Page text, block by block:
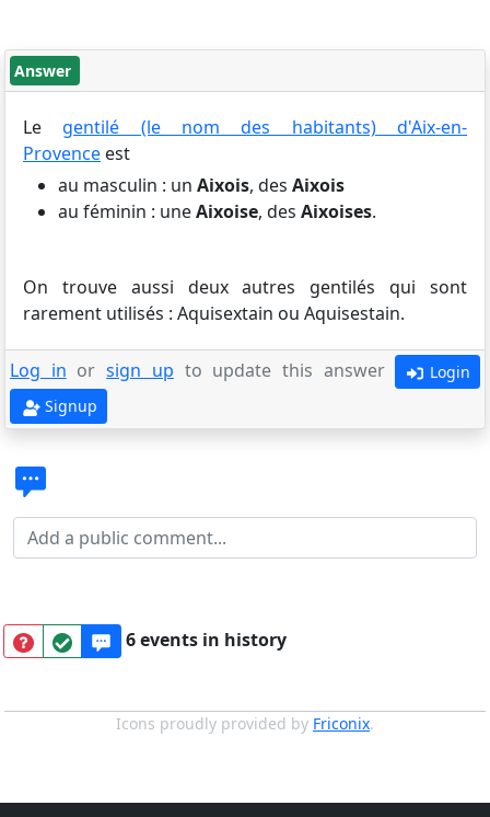
Answer
Le gentilé (le nom des habitants) d'Aix-en-
Provence est
au masculin : un Aixois, des Aixois
au féminin : uneAixoise, des Aixoises.
On trouve aussi deux autres gentilés qui sont
rarement utilisés : Aquisextain ou Aquisestain.
Log in orsign up to update this answer
Login
Signup
6 events in history
Icons proudly provided by Friconix.